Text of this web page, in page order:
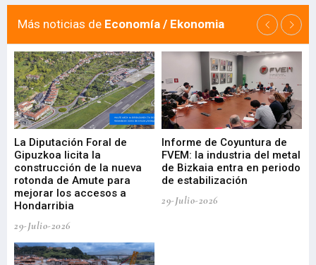
Más noticias de Economía / Ekonomia
La Diputación Foral de
Gipuzkoa licita la
construcción de la nueva
rotonda de Amute para
mejorar los accesos a
Hondarribia
29-Julio-2026
Informe de Coyuntura de
FVEM: la industria del metal
de Bizkaia entra en periodo
de estabilización
29-Julio-2026